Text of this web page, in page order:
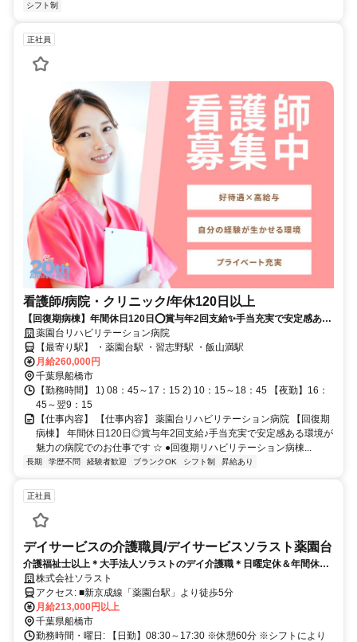
シフト制
正社員
看護師/病院・クリニック/年休120日以上
【回復期病棟】年間休日120日⭕賞与年2回支給✨手当充実で安定感ある
環境が魅力の病院でのお仕事です⭐
薬園台リハビリテーション病院
【最寄り駅】 ・薬園台駅 ・習志野駅 ・飯山満駅
月給260,000円
千葉県船橋市
【勤務時間】 1) 08：45～17：15 2) 10：15～18：45 【夜勤】16：
45～翌9：15
【仕事内容】 【仕事内容】 薬園台リハビリテーション病院 【回復期
病棟】 年間休日120日◎賞与年2回支給♪手当充実で安定感ある環境が
魅力の病院でのお仕事です ☆ ●回復期リハビリテーション病棟...
長期 学歴不問 経験者歓迎 ブランクOK シフト制 昇給あり
正社員
デイサービスの介護職員/デイサービスソラスト薬園台
介護福祉士以上＊大手法人ソラストのデイ介護職＊日曜定休＆年間休日
123日！賞与年2回/昇給あり◎福利厚生充実で安心の長期キャリアを実
現！
株式会社ソラスト
アクセス: ■新京成線「薬園台駅」より徒歩5分
月給213,000円以上
千葉県船橋市
勤務時間・曜日: 【日勤】08:30～17:30 ※休憩60分 ※シフトにより